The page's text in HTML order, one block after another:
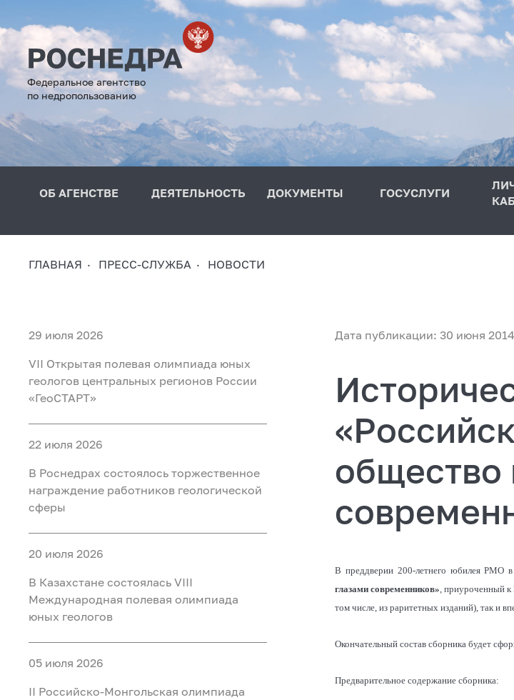
Федеральное агентство
по недропользованию
ОБ АГЕНСТВЕ ДЕЯТЕЛЬНОСТЬ ДОКУМЕНТЫ ГОСУСЛУГИ
ГЛАВНАЯ ПРЕСС-СЛУЖБА НОВОСТИ
29 июля 2026
VII Открытая полевая олимпиада юных
геологов центральных регионов России
«ГеоСТАРТ»
22 июля 2026
В Роснедрах состоялось торжественное
награждение работников геологической
сферы
20 июля 2026
В Казахстане состоялась VIII
Международная полевая олимпиада
юных геологов
05 июля 2026
II Российско‑Монгольская олимпиада
Дата публикации: 30 июня 2014
общество
В преддверии 200-летнего юбилея РМО
глазами современников» , приуроченный
том числе, из раритетных изданий), так и
Окончательный состав сборника будет
Предварительное содержание сборника: